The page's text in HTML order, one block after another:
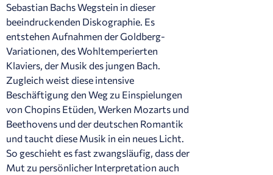
Sebastian Bachs Wegstein in dieser
beeindruckenden Diskographie. Es
entstehen Aufnahmen der Goldberg-
Variationen, des Wohltemperierten
Klaviers, der Musik des jungen Bach.
Zugleich weist diese intensive
Beschäftigung den Weg zu Einspielungen
von Chopins Etüden, Werken Mozarts und
Beethovens und der deutschen Romantik
und taucht diese Musik in ein neues Licht.
So geschieht es fast zwangsläufig, dass der
Mut zu persönlicher Interpretation auch